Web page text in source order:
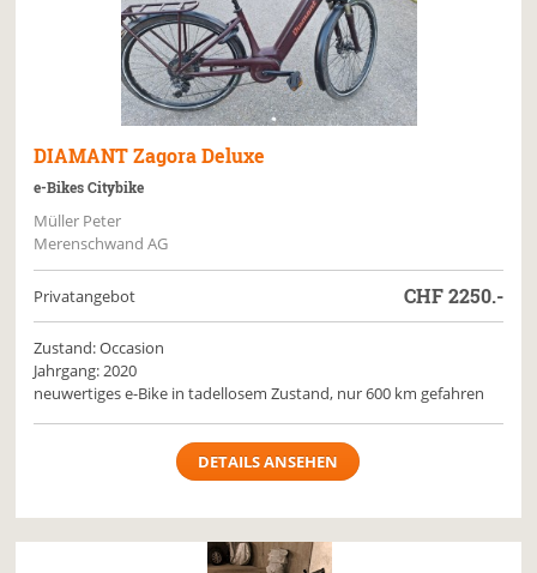
DIAMANT Zagora Deluxe
e-Bikes Citybike
Müller Peter
Merenschwand AG
Privatangebot CHF2250.-
Zustand: Occasion
Jahrgang: 2020
neuwertiges e-Bike in tadellosem Zustand, nur 600 km gefahren
DETAILS ANSEHEN